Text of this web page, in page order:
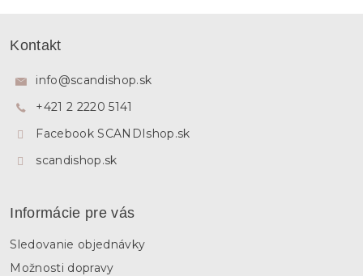
Kontakt
info@scandishop.sk
+421 2 2220 5141
Facebook SCANDIshop.sk
scandishop.sk
Informácie pre vás
Sledovanie objednávky
Možnosti dopravy